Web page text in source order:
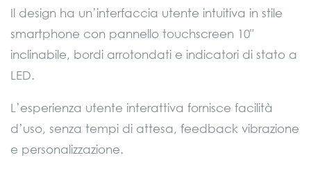
Il design ha un’interfaccia utente intuitiva in stile
smartphone con pannello touchscreen 10″
inclinabile, bordi arrotondati e indicatori di stato a
LED.
L’esperienza utente interattiva fornisce facilità
d’uso, senza tempi di attesa, feedback vibrazione
e personalizzazione.